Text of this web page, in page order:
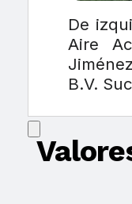
De
Aire
B.V.